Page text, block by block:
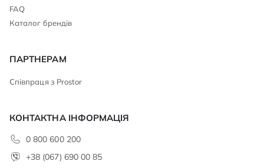
FAQ
Каталог брендів
ПАРТНЕРАМ
Співпраця з Prostor
КОНТАКТНА ІНФОРМАЦІЯ
0 800 600 200
+38 (067) 690 00 85